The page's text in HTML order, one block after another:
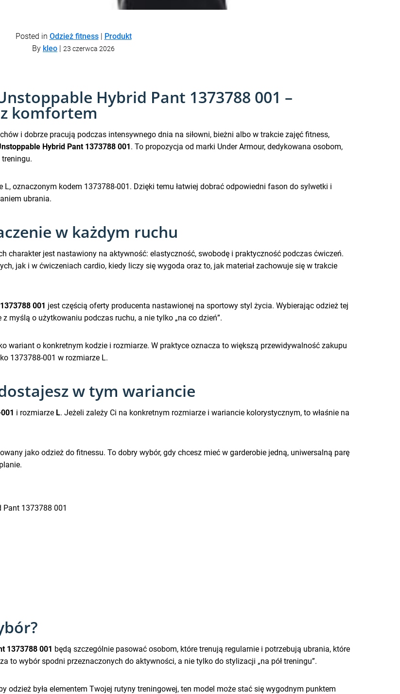
Posted in Odzież fitness| Produkt
By kleo | 23 czerwca 2026
Hybrid Pant 1373788 001 –
komfortem
i dobrze pracują podczas intensywnego dnia na siłowni, bieżni albo w trakcie zajęć fitness,
Hybrid Pant 1373788 001. To propozycja od marki Under Armour, dedykowana osobom,
oznaczonym kodem 1373788-001. Dzięki temu łatwiej dobrać odpowiedni fason do sylwetki i
ubrania.
w każdym ruchu
charakter jest nastawiony na aktywność: elastyczność, swobodę i praktyczność podczas ćwiczeń.
jak i w ćwiczeniach cardio, kiedy liczy się wygoda oraz to, jak materiał zachowuje się w trakcie
001 jest częścią oferty producenta nastawionej na sportowy styl życia. Wybierając odzież tej
myślą o użytkowaniu podczas ruchu, a nie tylko „na co dzień”.
wariant o konkretnym kodzie i rozmiarze. W praktyce oznacza to większą przewidywalność zakupu
1373788-001 w rozmiarze L.
w tym wariancie
i rozmiarze L. Jeżeli zależy Ci na konkretnym rozmiarze i wariancie kolorystycznym, to właśnie na
jako odzież do fitnessu. To dobry wybór, gdy chcesz mieć w garderobie jedną, uniwersalną parę
Pant 1373788 001
1373788 001 będą szczególnie pasować osobom, które trenują regularnie i potrzebują ubrania, które
to wybór spodni przeznaczonych do aktywności, a nie tylko do stylizacji „na pół treningu”.
odzież była elementem Twojej rutyny treningowej, ten model może stać się wygodnym punktem